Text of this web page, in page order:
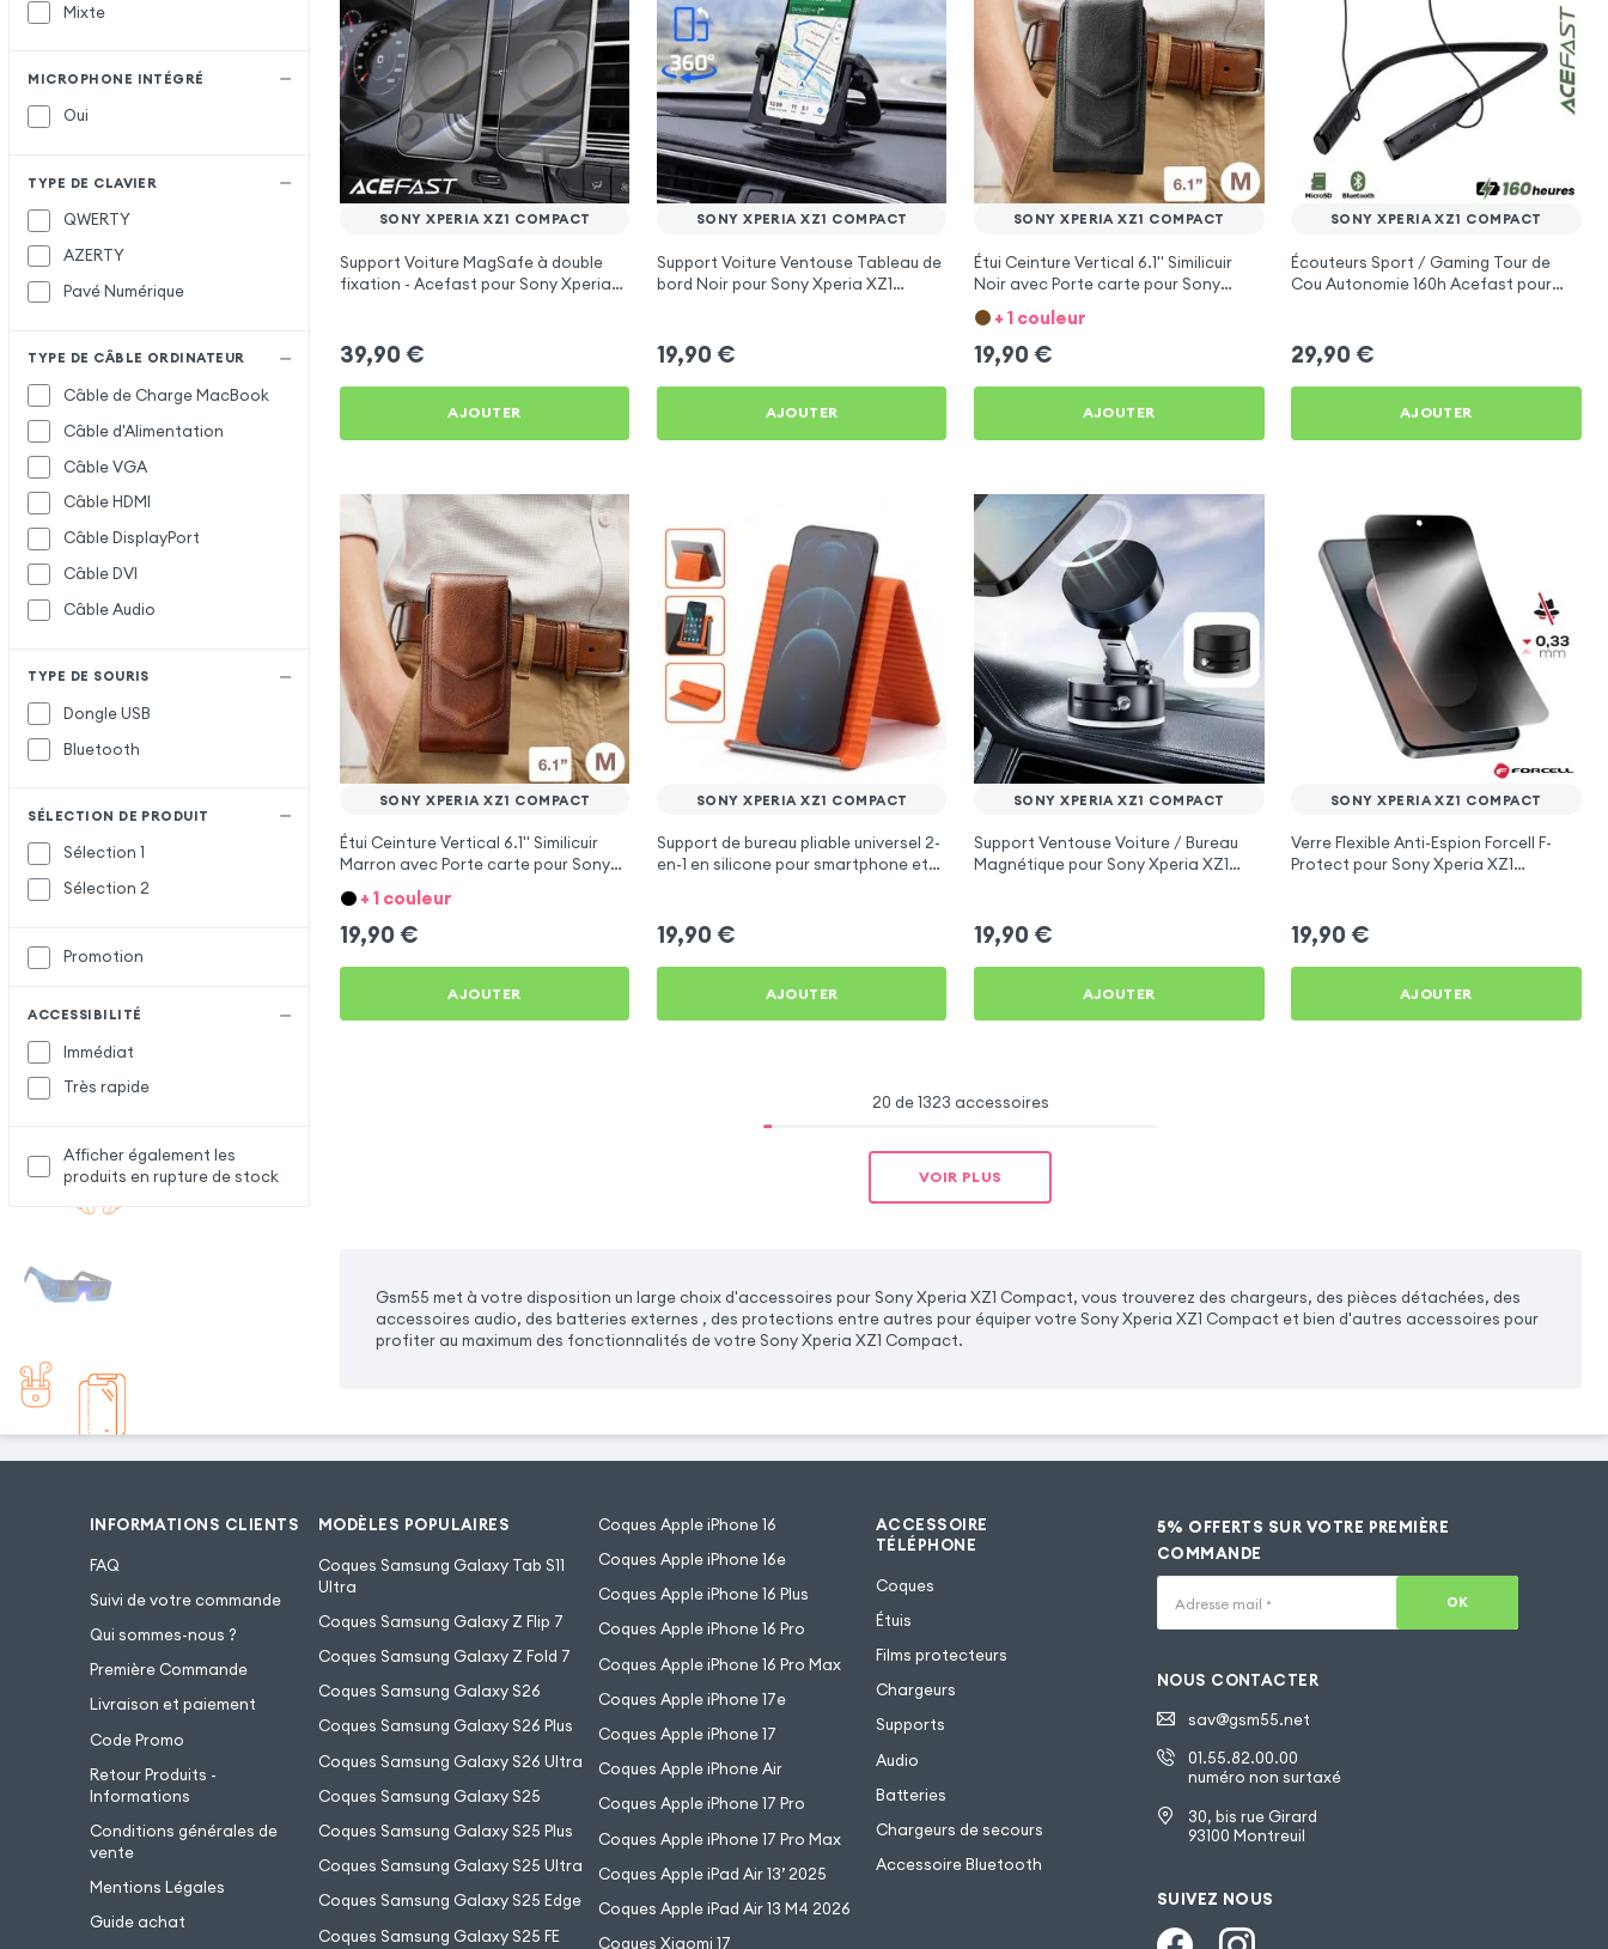
Mixte
MICROPHONE INTÉGRÉ
Oui
TYPE DE CLAVIER
QWERTY
AZERTY
Pavé Numérique
TYPE DE CÂBLE ORDINATEUR
Câble de Charge MacBook
Câble d'Alimentation
Câble VGA
Câble HDMI
Câble DisplayPort
Câble DVI
Câble Audio
TYPE DE SOURIS
Dongle USB
Bluetooth
SÉLECTION DE PRODUIT
Sélection 1
Sélection 2
Promotion
ACCESSIBILITÉ
Immédiat
Très rapide
Afficher également les
produits en rupture de stock
SONY XPERIA XZ1 COMPACT
Support Voiture MagSafe à double
fixation - Acefast pour Sony Xperia
39,90 €
AJOUTER
SONY XPERIA XZ1 COMPACT
Support Voiture Ventouse Tableau de
bord Noir pour Sony Xperia XZ1
19,90 €
AJOUTER
SONY XPERIA XZ1 COMPACT
Étui Ceinture Vertical 6.1'' Similicuir
Noir avec Porte carte pour Sony
Xperia XZ1 Compact
+ 1 couleur
19,90 €
AJOUTER
SONY XPERIA XZ1 COMPACT
Écouteurs Sport / Gaming Tour de
Cou Autonomie 160h Acefast pour
29,90 €
AJOUTER
SONY XPERIA XZ1 COMPACT
Étui Ceinture Vertical 6.1'' Similicuir
Marron avec Porte carte pour Sony
Xperia XZ1 Compact
+ 1 couleur
19,90 €
AJOUTER
SONY XPERIA XZ1 COMPACT
Support de bureau pliable universel 2-
en-1 en silicone pour smartphone et
19,90 €
AJOUTER
SONY XPERIA XZ1 COMPACT
Support Ventouse Voiture / Bureau
Magnétique pour Sony Xperia XZ1
19,90 €
AJOUTER
SONY XPERIA XZ1 COMPACT
Verre Flexible Anti-Espion Forcell F-
Protect pour Sony Xperia XZ1
19,90 €
AJOUTER
20 de 1323 accessoires
VOIR PLUS
Gsm55 met à votre disposition un large choix d'accessoires pour Sony Xperia XZ1 Compact, vous trouverez des chargeurs, des pièces détachées, des
accessoires audio, des batteries externes , des protections entre autres pour équiper votre Sony Xperia XZ1 Compact et bien d'autres accessoires pour
profiter au maximum des fonctionnalités de votre Sony Xperia XZ1 Compact.
INFORMATIONS CLIENTS
FAQ
Suivi de votre commande
Qui sommes-nous ?
Première Commande
Livraison et paiement
Code Promo
Retour Produits -
Informations
Conditions générales de
vente
Mentions Légales
Guide achat
MODÈLES POPULAIRES
Coques Samsung Galaxy Tab S11
Ultra
Coques Samsung Galaxy Z Flip 7
Coques Samsung Galaxy Z Fold 7
Coques Samsung Galaxy S26
Coques Samsung Galaxy S26 Plus
Coques Samsung Galaxy S26 Ultra
Coques Samsung Galaxy S25
Coques Samsung Galaxy S25 Plus
Coques Samsung Galaxy S25 Ultra
Coques Samsung Galaxy S25 Edge
Coques Samsung Galaxy S25 FE
Coques Apple iPhone 16
Coques Apple iPhone 16e
Coques Apple iPhone 16 Plus
Coques Apple iPhone 16 Pro
Coques Apple iPhone 16 Pro Max
Coques Apple iPhone 17e
Coques Apple iPhone 17
Coques Apple iPhone Air
Coques Apple iPhone 17 Pro
Coques Apple iPhone 17 Pro Max
Coques Apple iPad Air 13’ 2025
Coques Apple iPad Air 13 M4 2026
Coques Xiaomi 17
ACCESSOIRE
TÉLÉPHONE
Coques
Étuis
Films protecteurs
Chargeurs
Supports
Audio
Batteries
Chargeurs de secours
Accessoire Bluetooth
5% OFFERTS SUR VOTRE PREMIÈRE
COMMANDE
Adresse mail * OK
NOUS CONTACTER
sav@gsm55.net
01.55.82.00.00
numéro non surtaxé
30, bis rue Girard
93100 Montreuil
SUIVEZ NOUS